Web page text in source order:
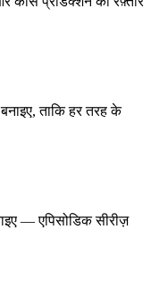
ताकि हर तरह के
— एपिसोडिक सीरीज़